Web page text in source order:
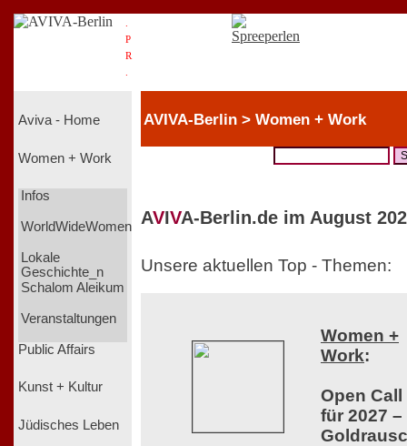
P
R
Aviva - Home
Women + Work
Infos
WorldWideWomen
Lokale
Geschichte_n
Schalom Aleikum
Veranstaltungen
Public Affairs
Kunst + Kultur
Jüdisches Leben
AVIVA-Berlin > Women + Work
AVIVA-Berlin.de im August
Unsere aktuellen Top - Themen:
Women +
Work:
Open Call
für 2027 –